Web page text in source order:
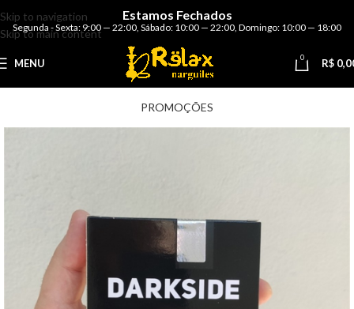
Skip to navigation
Skip to main content
Estamos Fechados
Segunda - Sexta: 9:00 — 22:00 Sábado: 10:00 — 22:00 Domingo: 10:00 — 18:00
MENU 0 R$
PROMOÇÕES